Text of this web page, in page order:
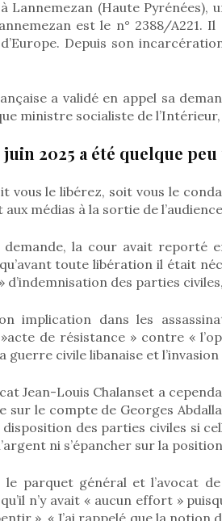
Lannemezan (Haute Pyrénées),
est le n° 2388/A221.
Depuis son
a validé en appel sa
ministre socialiste de
juin 2025 a été quelque
vous le libérez, soit vous le
médias à la sortie de
la cour avait reporté
toute libération il était
des parties
implication dans les
de résistance » contre «
guerre civile libanaise et
Jean-Louis Chalanset a
sur le compte de Georges
disposition des parties civiles si
ni s’épancher sur la
le parquet général et l’avocat
n’y avait « aucun effort »
». « J’ai rappelé que la